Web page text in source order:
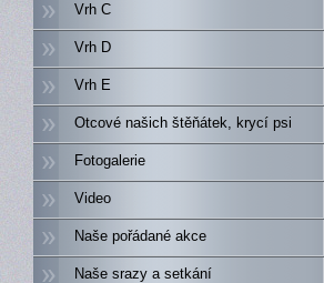
Vrh C
Vrh D
Vrh E
Otcové našich štěňátek, krycí psi
Fotogalerie
Video
Naše pořádané akce
Naše srazy a setkání